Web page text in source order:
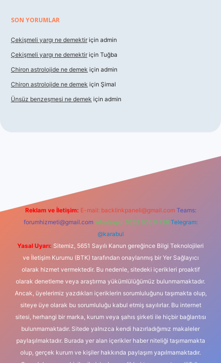
SON YORUMLAR
Çekişmeli yargı ne demektir için admin
Çekişmeli yargı ne demektir için Tuğba
Chiron astrolojide ne demek için admin
Chiron astrolojide ne demek için Şimal
Ünsüz benzeşmesi ne demek için admin
Reklam ve İletişim: E-mail: backlinkpaneli@gmail.com Teams:
forumhizmeti@gmail.com Whatsapp: 0262 606 0 726 Telegram:
@karabul
Yasal Uyarı: Sitemiz, 5651 Sayılı Kanun gereğince Bilgi Teknolojileri
ve İletişim Kurumu (BTK) tarafından onaylanmış bir Yer Sağlayıcı
olarak hizmet vermektedir. Bu nedenle, sitedeki içerikleri proaktif
olarak denetleme veya araştırma yükümlülüğümüz bulunmamaktadır.
Ancak, üyelerimiz yazdıkları içeriklerin sorumluluğunu taşımakta olup,
siteye üye olarak bu sorumluluğu kabul etmiş sayılırlar. Bu internet
sitesi, herhangi bir marka, kurum veya şahıs şirketi ile hiçbir bağlantısı
bulunmamaktadır. Sitede yalnızca kendi hazırladığımız makaleler
paylaşılmaktadır. Burada yer alan içerikler haber niteliği taşımamakta
olup, gerçek kurum ve kişiler hakkında paylaşım yapılmamaktadır.